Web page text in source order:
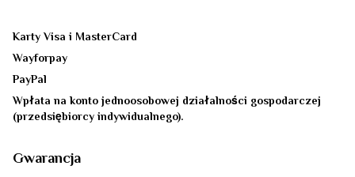
Karty Visa i MasterCard
Wayforpay
PayPal
Wpłata na konto jednoosobowej działalności gospodarczej
(przedsiębiorcy indywidualnego).
Gwarancja